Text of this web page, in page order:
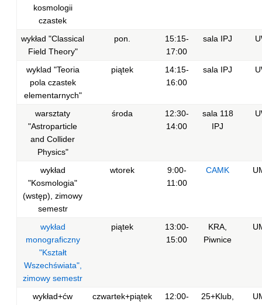
kosmologii
czastek
wykład "Classical
Field Theory"
pon.
15:15-
17:00
sala IPJ
wyklad "Teoria
pola czastek
elementarnych"
piątek
14:15-
16:00
sala IPJ
warsztaty
"Astroparticle
and Collider
Physics"
środa
12:30-
14:00
sala 118
IPJ
wykład
"Kosmologia"
(wstęp), zimowy
semestr
wtorek
9:00-
11:00
CAMK
wykład
monograficzny
"Kształt
Wszechświata",
zimowy semestr
piątek
13:00-
15:00
KRA,
Piwnice
wykład+ćw
czwartek+piątek
12:00-
25+Klub,